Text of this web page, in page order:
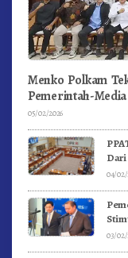
Menko Polkam
Pemerintah-
05/02/2026
04/02/
03/02/